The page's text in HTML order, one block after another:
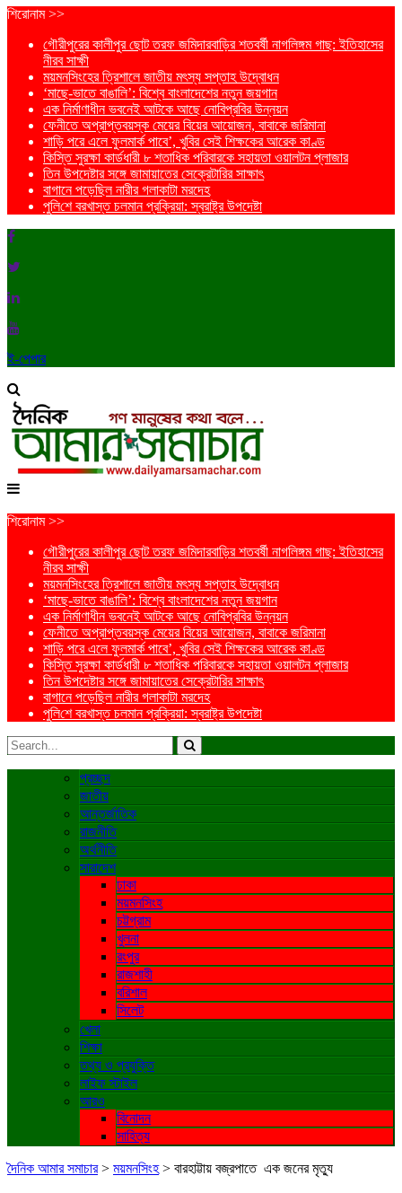
শিরোনাম >>
গৌরীপুরের কালীপুর ছোট তরফ জমিদারবাড়ির শতবর্ষী নাগলিঙ্গম গাছ: ইতিহাসের
নীরব সাক্ষী
ময়মনসিংহের ত্রিশালে জাতীয় মৎস্য সপ্তাহ উদ্বোধন
‘মাছে-ভাতে বাঙালি’: বিশ্বে বাংলাদেশের নতুন জয়গান
এক নির্মাণাধীন ভবনেই আটকে আছে নোবিপ্রবির উন্নয়ন
ফেনীতে অপ্রাপ্তবয়স্ক মেয়ের বিয়ের আয়োজন, বাবাকে জরিমানা
শাড়ি পরে এলে ফুলমার্ক পাবে’, খুবির সেই শিক্ষকের আরেক কাণ্ড
কিস্তি সুরক্ষা কার্ডধারী ৮ শতাধিক পরিবারকে সহায়তা ওয়ালটন প্লাজার
তিন উপদেষ্টার সঙ্গে জামায়াতের সেক্রেটারির সাক্ষাৎ
বাগানে পড়েছিল নারীর গলাকাটা মরদেহ
পু‌লি‌শে বরখাস্ত চলমান প্রক্রিয়া: স্বরাষ্ট্র উপদেষ্টা
ই-পেপার
শিরোনাম >>
গৌরীপুরের কালীপুর ছোট তরফ জমিদারবাড়ির শতবর্ষী নাগলিঙ্গম গাছ: ইতিহাসের
নীরব সাক্ষী
ময়মনসিংহের ত্রিশালে জাতীয় মৎস্য সপ্তাহ উদ্বোধন
‘মাছে-ভাতে বাঙালি’: বিশ্বে বাংলাদেশের নতুন জয়গান
এক নির্মাণাধীন ভবনেই আটকে আছে নোবিপ্রবির উন্নয়ন
ফেনীতে অপ্রাপ্তবয়স্ক মেয়ের বিয়ের আয়োজন, বাবাকে জরিমানা
শাড়ি পরে এলে ফুলমার্ক পাবে’, খুবির সেই শিক্ষকের আরেক কাণ্ড
কিস্তি সুরক্ষা কার্ডধারী ৮ শতাধিক পরিবারকে সহায়তা ওয়ালটন প্লাজার
তিন উপদেষ্টার সঙ্গে জামায়াতের সেক্রেটারির সাক্ষাৎ
বাগানে পড়েছিল নারীর গলাকাটা মরদেহ
পু‌লি‌শে বরখাস্ত চলমান প্রক্রিয়া: স্বরাষ্ট্র উপদেষ্টা
প্রচ্ছদ
জাতীয়
আন্তর্জাতিক
রাজনীতি
অর্থনীতি
সারাদেশ
ঢাকা
ময়মনসিংহ
চট্টগ্রাম
খুলনা
রংপুর
রাজশাহী
বরিশাল
সিলেট
খেলা
শিক্ষা
তথ্য ও প্রযুক্তি
লাইফ স্টাইল
আরও
বিনোদন
সাহিত্য
দৈনিক আমার সমাচার> ময়মনসিংহ> বারহাট্টায় বজ্রপাতে এক জনের মৃত্যু